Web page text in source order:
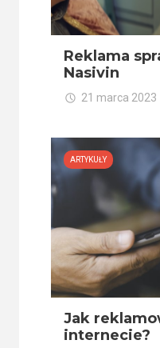
Reklama
Nasivin
21 marca 2023
ARTYKUŁY
Jak
internecie?